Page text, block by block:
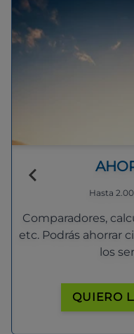
Hasta
Comparadores,
etc. Podrás ahorrar
los
QUIERO